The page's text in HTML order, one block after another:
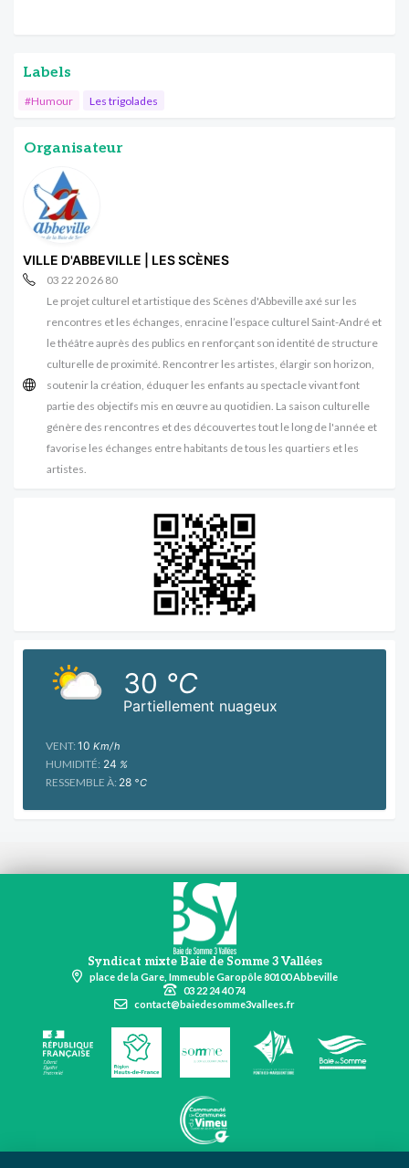
Labels
#Humour Les trigolades
Organisateur
VILLE D'ABBEVILLE | LES SCÈNES
03 22 20 26 80
Le projet culturel et artistique des Scènes d'Abbeville axé sur les
rencontres et les échanges, enracine l’espace culturel Saint-André et
le théâtre auprès des publics en renforçant son identité de structure
culturelle de proximité. Rencontrer les artistes, élargir son horizon,
soutenir la création, éduquer les enfants au spectacle vivant font
partie des objectifs mis en œuvre au quotidien. La saison culturelle
génère des rencontres et des découvertes tout le long de l'année et
favorise les échanges entre habitants de tous les quartiers et les
artistes.
Partiellement nuageux
30 °C
VENT: 10 Km/h
HUMIDITÉ: 24 %
RESSEMBLE À: 28 °C
Syndicat mixte Baie de Somme 3 Vallées
place de la Gare, Immeuble Garopôle 80100 Abbeville
03 22 24 40 74
contact@baiedesomme3vallees.fr